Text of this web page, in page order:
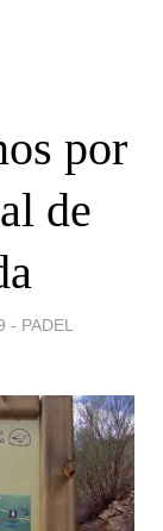
por
de
- PADEL